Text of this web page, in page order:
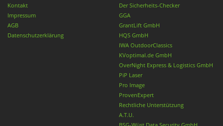
Kontakt
Impressum
AGB
Datenschutzerklärung
Der Sicherheits-Checker
GGA
GrantLift GmbH
HQS GmbH
IWA OutdoorClassics
KVoptimal.de GmbH
OverNight Express & Logistics GmbH
PiP Laser
Pro Image
ProvenExpert
Rechtliche Unterstützung
A.T.U.